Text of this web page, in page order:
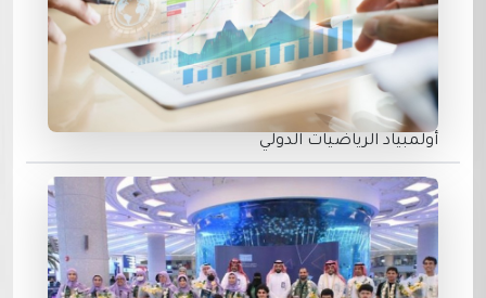
أولمبياد الرياضيات الدولي